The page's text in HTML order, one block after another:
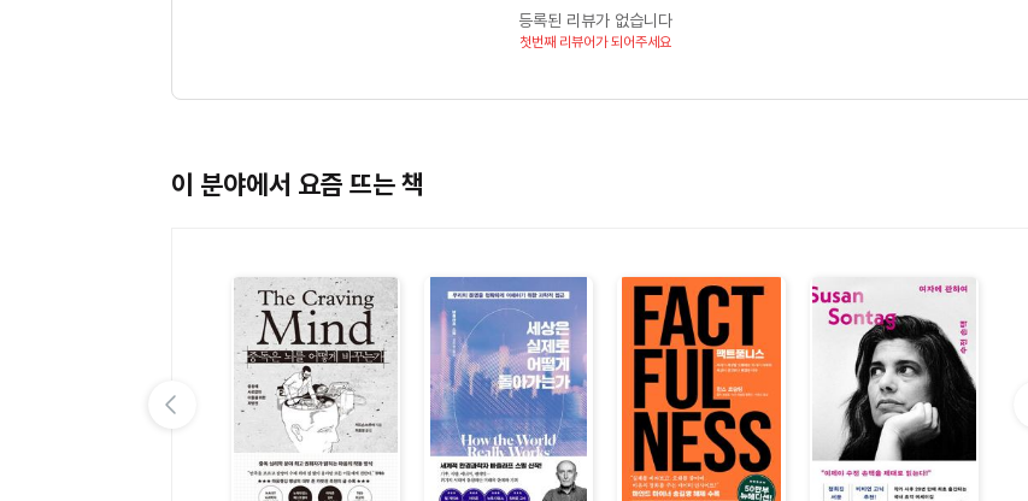
염원하던 일들이 하나씩 이루어졌다(장잉뢰이) 친구 간에는 서로 신의로 대해야 한다(인징산) / 내일부터는 다시는
고기를 안 먹을 걸세(장징팡) 구운 옥수수를 좋아했던 마오 주석 (까오즈졔) / 평생 잊지 못할, 마오 주석과의 대화
주석의 학습열(왕밍푸) / 자네들은 이제 모두 문인이 되었군 그래(천수신) 전사들의 교육에 열성적이었던 마오 주석
넘어지고 난 후에야 견식이 늘어나는 거란다(양예핑) / 트럼펫 소리 울려 퍼지던 그곳 춴여우자이(훼이진파) 모든
세계는 자네들 청년들 것이네(후민전) / 내가 잠을 자면 누가 대신 이 일을 해줄 것인가(왕허빈) 내게 백내장 수술을
받은 마오 주석(탕여우즈) / 나는 마오 주석의 생활관리원으로 일했다(장궈싱) 네 가지 요리와 국 하나면 이미 훌륭한
밥상(우롄덩) / 오늘 요리는 누가 만들었나(청루밍) 꺼우뿌리만두에 얽힌 추억(팡언위안) / 마오 주석은 내게 제2의
생명을 주었다(주덕퀘이) 잊을 수 없는 몇 가지 사건(장정지) / 내가 만든 마오 주석의 새로운 헤어스타일
(쳰쉐이타오) 설마 내가 인민 중의 한 사람이 아니라는 말인가(저우푸밍) / 나는 주석을 위해 20년간 영화를
상영했다(위치하이) 주석과 이야기하다(류펑잉) / 한겨울에 오직 매화만이 홀로 꽃을 피운다네(왕아이메이) 새로운
경기도 이천에서 태어나 안성에서 성장했다. 동국대(사학과)와 타이완 국립정치대(문학석사)를 졸업하고 일본
규슈대에서 중국근현대사 연구로 문학박사 학위를 취득했다. 국민대 연구교수를 거쳐 현재 동아대 초빙교수 및
등록된 리뷰가 없습니다
첫번째 리뷰어가 되어주세요
이 분야에서 요즘 뜨는 책